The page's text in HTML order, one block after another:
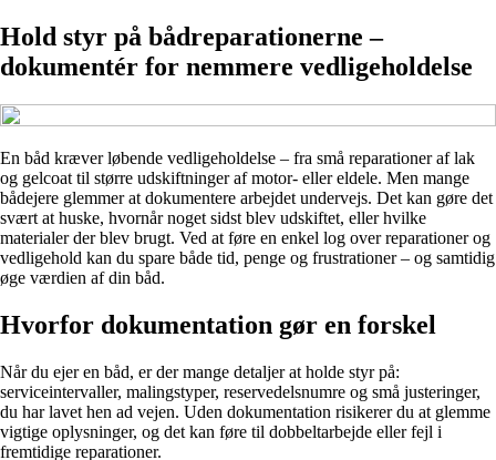
Hold styr på bådreparationerne –
dokumentér for nemmere vedligeholdelse
En båd kræver løbende vedligeholdelse – fra små reparationer af lak
og gelcoat til større udskiftninger af motor- eller eldele. Men mange
bådejere glemmer at dokumentere arbejdet undervejs. Det kan gøre det
svært at huske, hvornår noget sidst blev udskiftet, eller hvilke
materialer der blev brugt. Ved at føre en enkel log over reparationer og
vedligehold kan du spare både tid, penge og frustrationer – og samtidig
øge værdien af din båd.
Hvorfor dokumentation gør en forskel
Når du ejer en båd, er der mange detaljer at holde styr på:
serviceintervaller, malingstyper, reservedelsnumre og små justeringer,
du har lavet hen ad vejen. Uden dokumentation risikerer du at glemme
vigtige oplysninger, og det kan føre til dobbeltarbejde eller fejl i
fremtidige reparationer.